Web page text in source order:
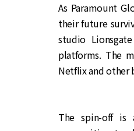
As Paramount
their future
studio
platforms. The
Netflix and other
The spin-off is